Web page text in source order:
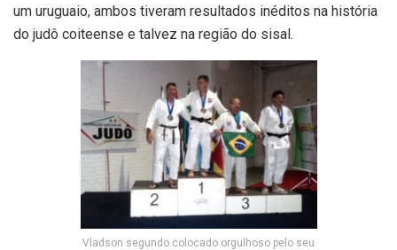
um uruguaio, ambos tiveram resultados inéditos na história
do judô coiteense e talvez na região do sisal.
Vladson segundo colocado orgulhoso pelo seu